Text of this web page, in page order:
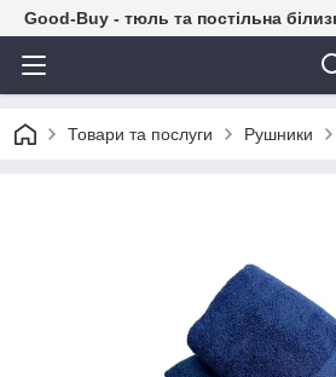
Good-Buy - тюль та постільна
Товари та послуги Рушники